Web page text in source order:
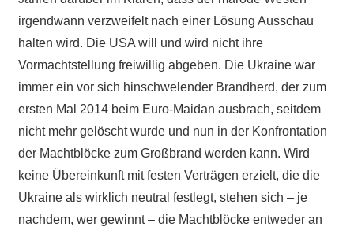
irgendwann verzweifelt nach einer Lösung Ausschau
halten wird. Die USA will und wird nicht ihre
Vormachtstellung freiwillig abgeben. Die Ukraine war
immer ein vor sich hinschwelender Brandherd, der zum
ersten Mal 2014 beim Euro-Maidan ausbrach, seitdem
nicht mehr gelöscht wurde und nun in der Konfrontation
der Machtblöcke zum Großbrand werden kann. Wird
keine Übereinkunft mit festen Verträgen erzielt, die die
Ukraine als wirklich neutral festlegt, stehen sich – je
nachdem, wer gewinnt – die Machtblöcke entweder an